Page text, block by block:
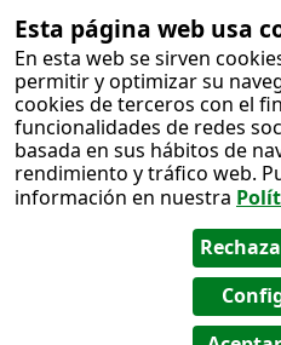
Esta página web usa
En esta web se sirven
permitir y optimizar su
cookies de terceros con el
funcionalidades de redes
basada en sus hábitos de
rendimiento y tráfico web.
información en nuestra